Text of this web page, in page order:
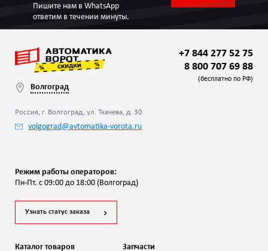
Пишите нам в WhatsApp
ответим в течении минуты.
Волгоград
Россия, г. Волгоград, ул. Ткачева, д. 30
volgograd@avtomatika-vorota.ru
+7 844 277 52 75
8 800 707 69 88
(бесплатно по РФ)
Режим работы операторов:
Пн-Пт. с 09:00 до 18:00 (Волгоград)
Узнать статус заказа
Каталог товаров Запчасти